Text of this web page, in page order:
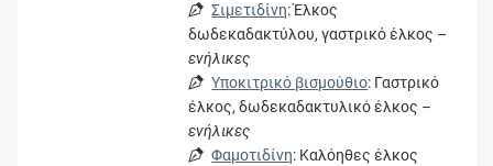
Σιμετιδίνη: Έλκος
δωδεκαδακτύλου, γαστρικό έλκος –
ενήλικες
Υποκιτρικό βισμούθιο: Γαστρικό
έλκoς, δωδεκαδακτυλικό έλκoς –
ενήλικες
Φαμοτιδίνη: Καλόηθες έλκος